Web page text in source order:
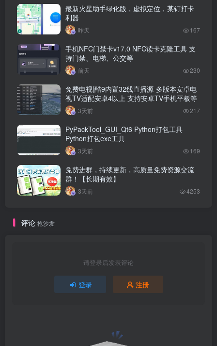
最新火星助手绿化版，虚拟定位，某钉打卡
利器
昨天 167
手机NFC门禁卡v17.0 NFC读卡克隆工具 支
持门禁、电梯、公交等
前天 230
免费电视|酷9内置32线直播源-多版本安卓电
视TV适配安卓4以上 支持安卓TV手机平板等
3天前 217
PyPackTool_GUI_Qt6 Python打包工具
Python打包exe工具
3天前 169
免费进群，持续更新，高质量免费资源交流
群！【长期有效】
3天前 4253
评论 抢沙发
请登录后发表评论
登录 注册